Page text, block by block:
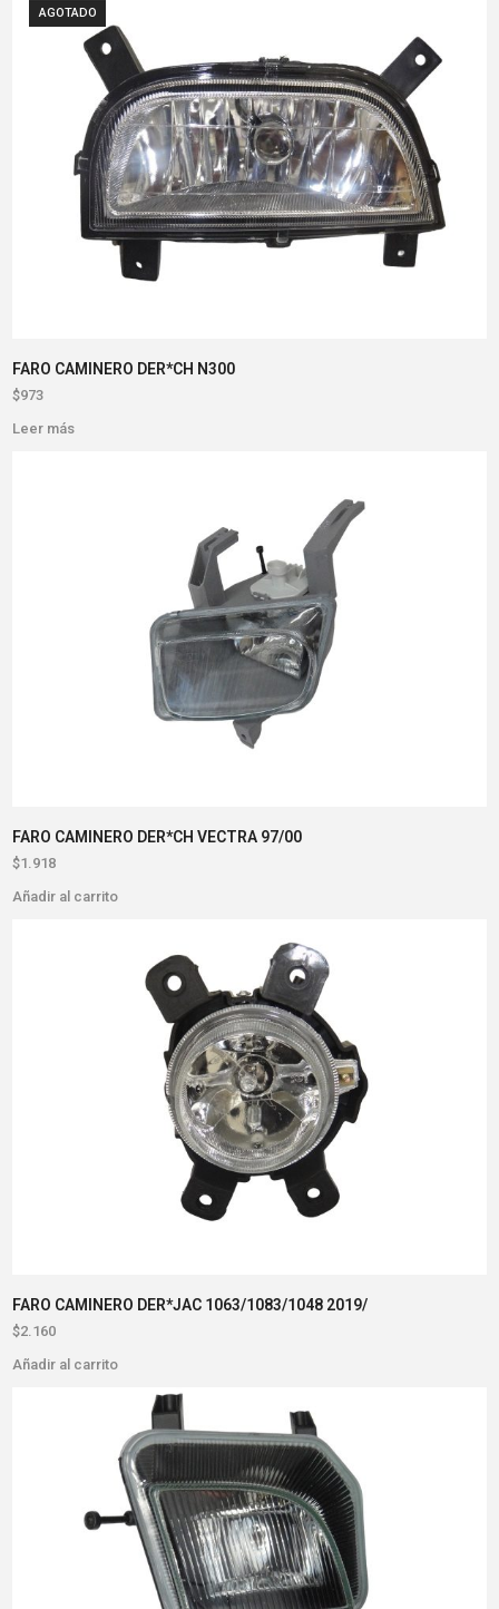
AGOTADO
FARO CAMINERO DER*CH N300
$973
Leer más
FARO CAMINERO DER*CH VECTRA 97/00
$1.918
Añadir al carrito
FARO CAMINERO DER*JAC 1063/1083/1048 2019/
$2.160
Añadir al carrito